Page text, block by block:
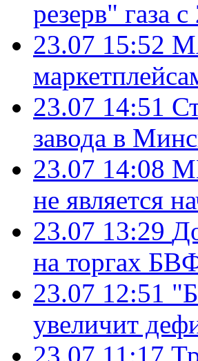
резерв" газа
23.07 15:52
23.07 14:51
завода в
23.07 14:08
не является
23.07 13:29
на торгах
23.07 12:51
увеличит
23.07 11:17